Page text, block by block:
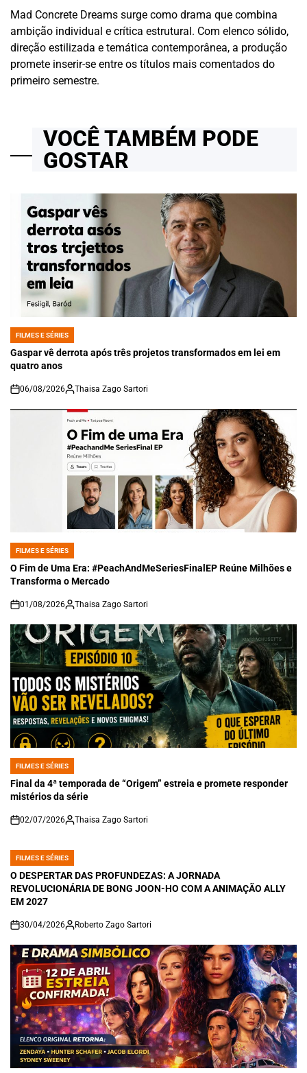
Mad Concrete Dreams surge como drama que combina
ambição individual e crítica estrutural. Com elenco sólido,
direção estilizada e temática contemporânea, a produção
promete inserir-se entre os títulos mais comentados do
primeiro semestre.
VOCÊ TAMBÉM PODE
GOSTAR
POSTED
IN
FILMES E SÉRIES
Gaspar vê derrota após três projetos transformados em lei em
quatro anos
on
06/08/2026 Thaisa Zago Sartori
POSTED
IN
FILMES E SÉRIES
O Fim de Uma Era: #PeachAndMeSeriesFinalEP Reúne Milhões e
Transforma o Mercado
on
01/08/2026 Thaisa Zago Sartori
POSTED
IN
FILMES E SÉRIES
Final da 4ª temporada de “Origem” estreia e promete responder
mistérios da série
on
02/07/2026 Thaisa Zago Sartori
POSTED
IN
FILMES E SÉRIES
O DESPERTAR DAS PROFUNDEZAS: A JORNADA
REVOLUCIONÁRIA DE BONG JOON-HO COM A ANIMAÇÃO ALLY
EM 2027
on
30/04/2026 Roberto Zago Sartori